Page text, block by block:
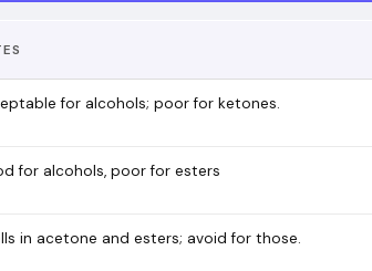
for alcohols; poor for ketones.
for alcohols, poor for esters
in acetone and esters; avoid for those.